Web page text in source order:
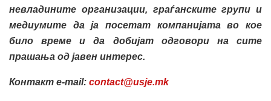
невладините организации, граѓанските групи и
медиумите да ја посетат компанијата во кое
било време и да добијат одговори на сите
прашања од јавен интерес.
Контакт e-mail: contact@usje.mk